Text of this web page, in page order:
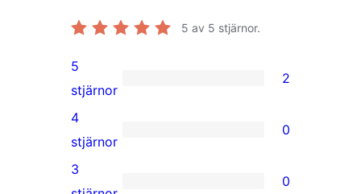
5 av 5 stjärnor.
2
5-
stjärniga
recensioner
5
stjärnor
2
0
4-
stjärniga
4
stjärnor
0
3
0